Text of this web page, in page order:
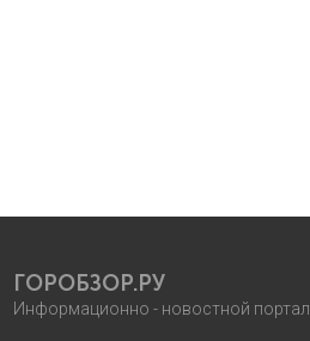
ГОРОБЗОР.РУ
Информационно - новостной портал